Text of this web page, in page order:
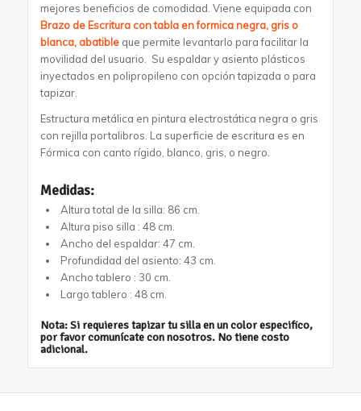
mejores beneficios de comodidad. Viene equipada con
Brazo de Escritura con tabla en formica negra, gris o
blanca, abatible que permite levantarlo para facilitar la
movilidad del usuario. Su espaldar y asiento plásticos
inyectados en polipropileno con opción tapizada o para
tapizar.
Estructura metálica en pintura electrostática negra o gris
con rejilla portalibros. La superficie de escritura es en
Fórmica con canto rígido, blanco, gris, o negro.
Medidas:
Altura total de la silla: 86 cm.
Altura piso silla : 48 cm.
Ancho del espaldar: 47 cm.
Profundidad del asiento: 43 cm.
Ancho tablero : 30 cm.
Largo tablero : 48 cm.
Nota:Si requieres tapizar tu silla en un color especifico,
por favor comunícate con nosotros. No tiene costo
adicional.